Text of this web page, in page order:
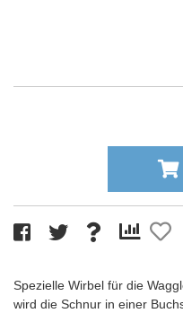
Spezielle Wirbel für die
wird die Schnur in einer